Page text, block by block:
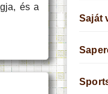
és a
Saját